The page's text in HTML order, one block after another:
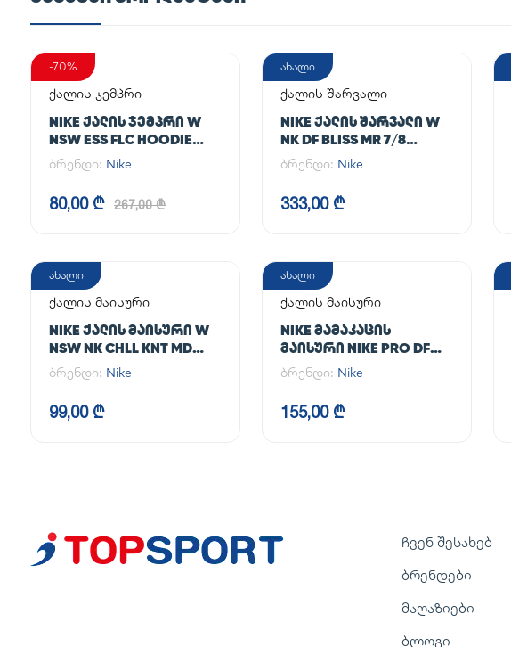
-70%
ქალის ჯემპრი
NIKE ᲥᲐᲚᲘᲡ ᲯᲔᲛᲞᲠᲘ W
NSW ESS FLC HOODIE
CLCTN RE
ბრენდი: Nike
80,00 ₾ 267,00 ₾
ახალი
ქალის შარვალი
NIKE ᲥᲐᲚᲘᲡ ᲨᲐᲠᲕᲐᲚᲘ W
NK DF BLISS MR 7/8
JOGGER
ბრენდი: Nike
333,00 ₾
ახალი
ქალის მაისური
NIKE ᲥᲐᲚᲘᲡ ᲛᲐᲘᲡᲣᲠᲘ W
NSW NK CHLL KNT MD
CRP
ბრენდი: Nike
99,00 ₾
ახალი
ქალის მაისური
NIKE ᲛᲐᲛᲐᲙᲐᲪᲘᲡ
ᲛᲐᲘᲡᲣᲠᲘ NIKE PRO DF
365 CROP LS
ბრენდი: Nike
155,00 ₾
ჩვენ შესახებ
ბრენდები
მაღაზიები
ბლოგი